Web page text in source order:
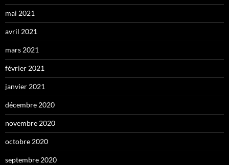
mai 2021
avril 2021
mars 2021
février 2021
janvier 2021
décembre 2020
novembre 2020
octobre 2020
septembre 2020